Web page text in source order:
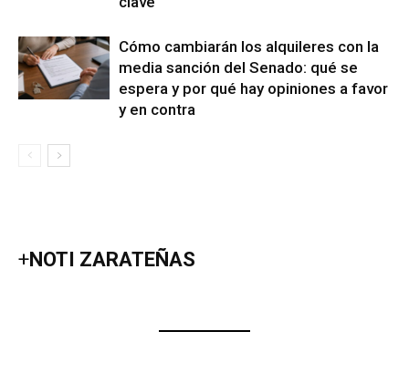
Cómo cambiarán los alquileres con la
media sanción del Senado: qué se
espera y por qué hay opiniones a favor
y en contra
+NOTI ZARATEÑAS